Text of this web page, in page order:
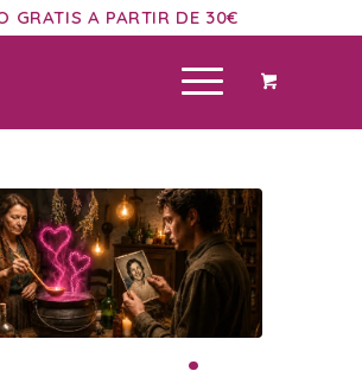
GRATIS A PARTIR DE 30€